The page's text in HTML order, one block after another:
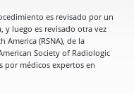
es revisado por un
y luego es revisado otra vez
America (RSNA), de la
Society of Radiologic
por médicos expertos en